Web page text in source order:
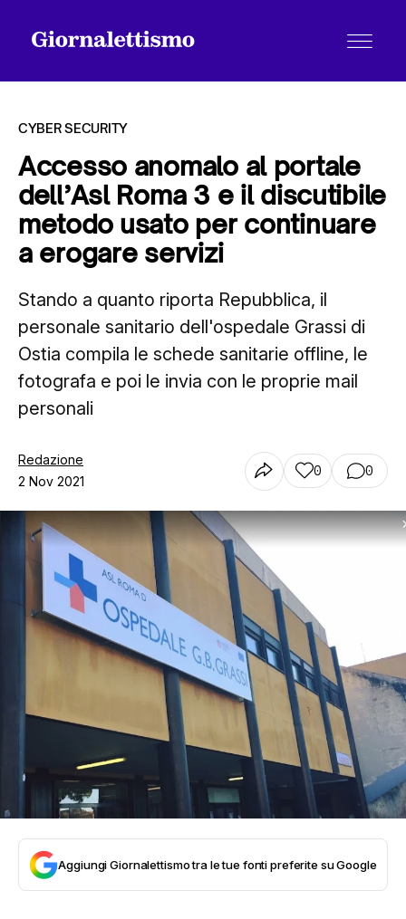
Tutti gli articoli
Chi siamo
Contatti
CYBER SECURITY
Accesso anomalo al portale
dell’Asl Roma 3 e il discutibile
metodo usato per continuare
a erogare servizi
Stando a quanto riporta Repubblica, il
personale sanitario dell'ospedale Grassi di
Ostia compila le schede sanitarie offline, le
fotografa e poi le invia con le proprie mail
personali
Redazione
2 Nov 2021
0 0
Aggiungi Giornalettismo tra le tue fonti preferite su Google